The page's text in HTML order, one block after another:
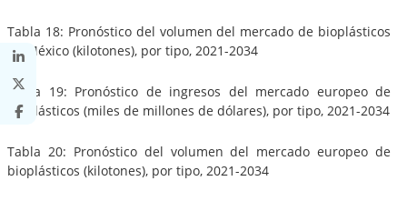
Tabla 18: Pronóstico del volumen del mercado de bioplásticos
en México (kilotones), por tipo, 2021-2034
Tabla 19: Pronóstico de ingresos del mercado europeo de
bioplásticos (miles de millones de dólares), por tipo, 2021-2034
Tabla 20: Pronóstico del volumen del mercado europeo de
bioplásticos (kilotones), por tipo, 2021-2034